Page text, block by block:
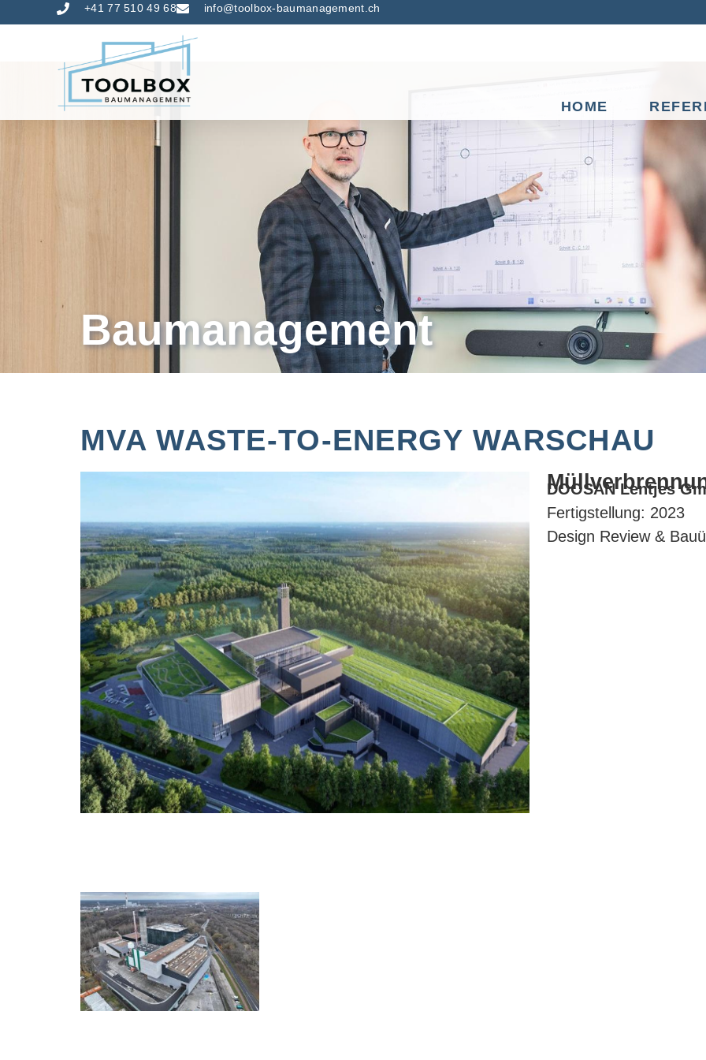
+41 77 510 49 68 info@toolbox-baumanagement.ch
HOME
MVA Waste-to-Energy Warschau
Baumanagement
MVA WASTE-TO-ENERGY WARSCHAU
DOOSAN Lentjes
Fertigstellung: 2023
Design Review &